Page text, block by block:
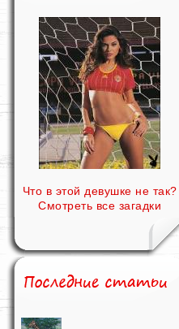
Что в этой девушке не так?
Смотреть все загадки